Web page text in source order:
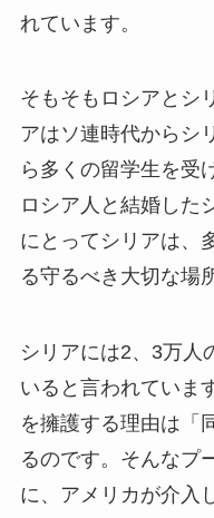
れています。
そもそもロシアとシ
アはソ連時代からシ
ら多くの留学生を受
ロシア人と結婚した
にとってシリアは、
る守るべき大切な場
シリアには2、3万人
いると言われていま
を擁護する理由は「
るのです。そんなプ
に、アメリカが介入